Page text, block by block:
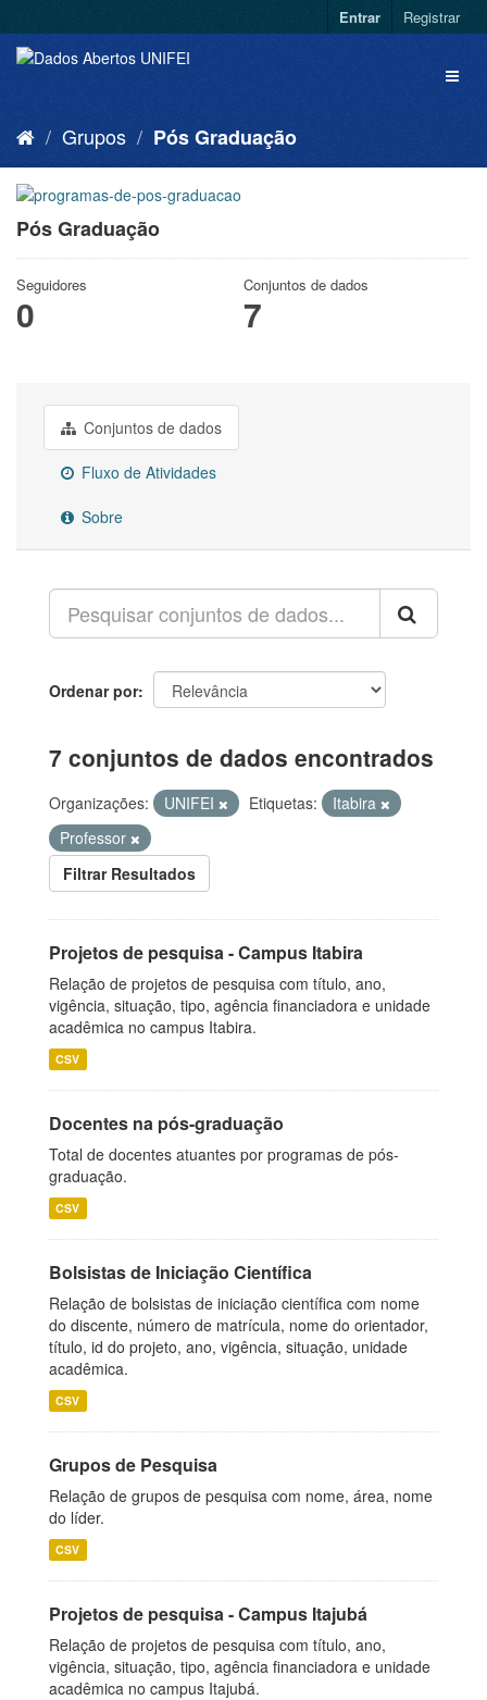
Entrar Registrar
Grupos Pós Graduação
Pós Graduação
Seguidores
0
Conjuntos de dados
7
Conjuntos de dados
Fluxo de Atividades
Sobre
Ordenar por
7 conjuntos de dados encontrados
Organizações: UNIFEI Etiquetas:
Itabira
Professor
Filtrar Resultados
Projetos de pesquisa - Campus Itabira
Relação de projetos de pesquisa com título, ano,
vigência, situação, tipo, agência financiadora e unidade
acadêmica no campus Itabira.
CSV
Docentes na pós-graduação
Total de docentes atuantes por programas de pós-
graduação.
CSV
Bolsistas de Iniciação Científica
Relação de bolsistas de iniciação científica com nome
do discente, número de matrícula, nome do orientador,
título, id do projeto, ano, vigência, situação, unidade
acadêmica.
CSV
Grupos de Pesquisa
Relação de grupos de pesquisa com nome, área, nome
do líder.
CSV
Projetos de pesquisa - Campus Itajubá
Relação de projetos de pesquisa com título, ano,
vigência, situação, tipo, agência financiadora e unidade
acadêmica no campus Itajubá.